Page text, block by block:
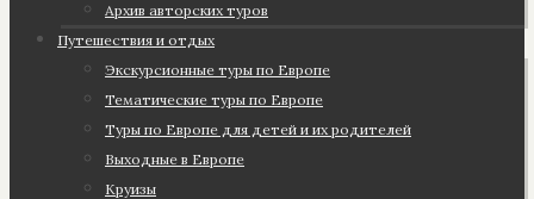
Архив авторских туров
Путешествия и отдых
Экскурсионные туры по Европе
Тематические туры по Европе
Туры по Европе для детей и их родителей
Выходные в Европе
Круизы